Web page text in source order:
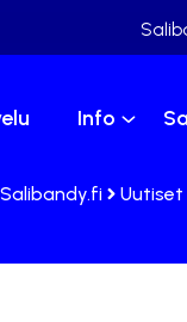
Info
Salibandy.fi Uutiset